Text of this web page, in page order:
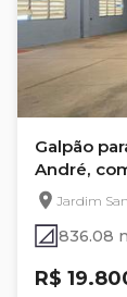
Galpão
André,
Jardim
836.08
R$